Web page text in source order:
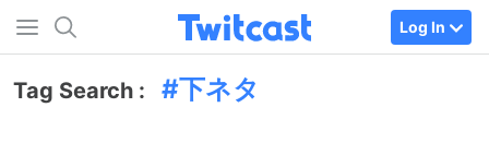
Log In
Tag Search : 下ネタ